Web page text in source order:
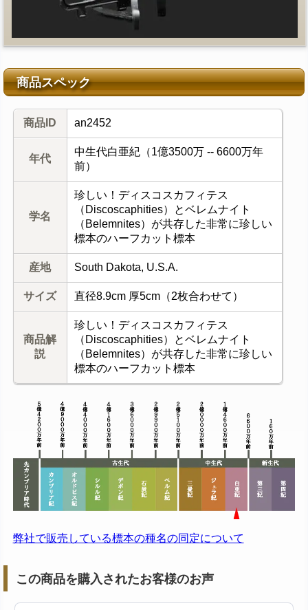
商品スペック
商品ID an2452
年代
中生代白亜紀（1億3500万 -- 6600万年
前）
学名
珍しい！ディスコスカフィテス
（Discoscaphities）とベレムナイト
（Belemnites）が共存した非常に珍しい
標本のハーフカット標本
産地 South Dakota, U.S.A.
サイズ 直径8.9cm 厚5cm（2枚合わせて）
商品解
説
珍しい！ディスコスカフィテス
（Discoscaphities）とベレムナイト
（Belemnites）が共存した非常に珍しい
標本のハーフカット標本
弊社で販売している標本の種名の同定について
この商品を購入されたお客様のお声